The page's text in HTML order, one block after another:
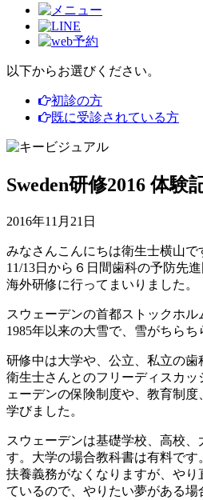
以下からお選びください。
初診の方
既に受診されている方
Sweden研修2016 体験
2016年11月21日
みなさんこんにちは衛生士横山で
11/13日から６日間歯科の予防先
海外研修に行ってまいりました。
スウェーデンの首都ストックホ
1985年以来の大雪で、雪がちらち
研修中は大学や、公立、私立の
衛生士さんとのフリーディスカ
ェーデンの保険制度や、教育制
学びました。
スウェーデンは基礎学校、高校
す。大学の場合教科書は有料です
扶養義務がなくなりますが、や
ているので、やりたい夢がある